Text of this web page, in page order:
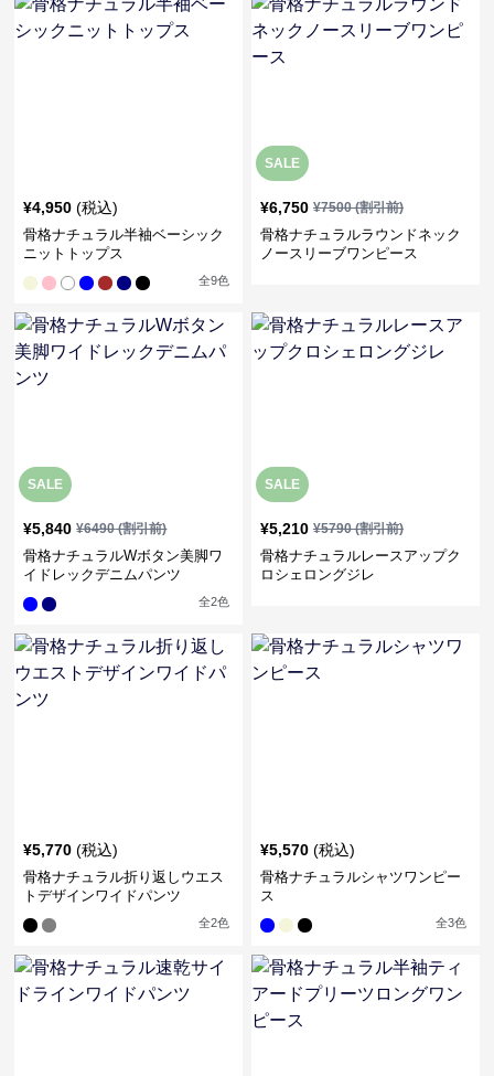
¥4,950 (税込)
骨格ナチュラル半袖ベーシック
ニットトップス
全9色
SALE
¥6,750 ¥7500(割引前)
骨格ナチュラルラウンドネック
ノースリーブワンピース
SALE
¥5,840 ¥6490(割引前)
骨格ナチュラルWボタン美脚ワ
イドレックデニムパンツ
全2色
SALE
¥5,210 ¥5790(割引前)
骨格ナチュラルレースアップク
ロシェロングジレ
¥5,770 (税込)
骨格ナチュラル折り返しウエス
トデザインワイドパンツ
全2色
¥5,570 (税込)
骨格ナチュラルシャツワンピー
ス
全3色